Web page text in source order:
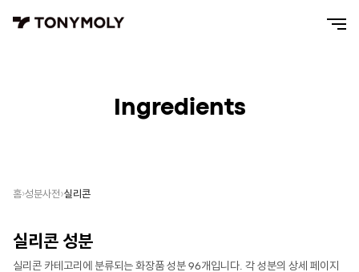
Ingredients
홈 성분사전 실리콘
실리콘 성분
실리콘 카테고리에 분류되는 화장품 성분 96개입니다. 각 성분의 상세 페이지